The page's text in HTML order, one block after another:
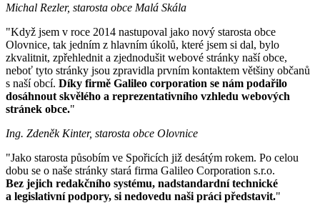
Michal Rezler, starosta obce Malá Skála
"Když jsem v roce 2014 nastupoval jako nový starosta obce
Olovnice, tak jedním z hlavním úkolů, které jsem si dal, bylo
zkvalitnit, zpřehlednit a zjednodušit webové stránky naší obce,
neboť tyto stránky jsou zpravidla prvním kontaktem většiny občanů
s naší obcí. Díky firmě Galileo corporation se nám podařilo
dosáhnout skvělého a reprezentativního vzhledu webových
stránek obce."
Ing. Zdeněk Kinter, starosta obce Olovnice
"Jako starosta působím ve Spořicích již desátým rokem. Po celou
dobu se o naše stránky stará firma Galileo Corporation s.r.o.
Bez jejich redakčního systému, nadstandardní technické
a legislativní podpory, si nedovedu naši práci představit."